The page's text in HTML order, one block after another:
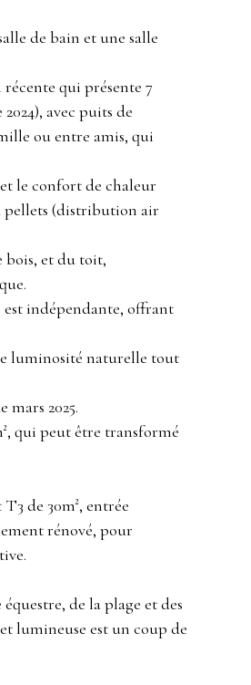
de bain et une salle
qui présente 7
avec puits de
ou entre amis, qui
le confort de chaleur
pellets (distribution air
bois, et du toit,
est indépendante, offrant
luminosité naturelle tout
mars 2025.
qui peut être transformé
de 30m², entrée
rénové, pour
de la plage et des
lumineuse est un coup de